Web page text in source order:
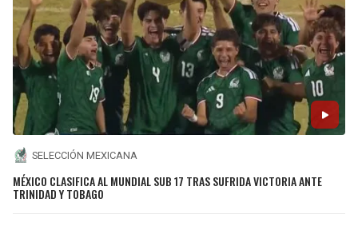
SELECCIÓN MEXICANA
MÉXICO CLASIFICA AL MUNDIAL SUB 17 TRAS SUFRIDA VICTORIA ANTE
TRINIDAD Y TOBAGO